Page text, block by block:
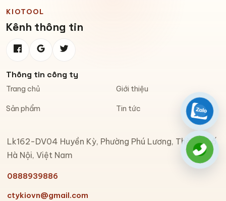
KIOTOOL
Kênh thông tin
Thông tin công ty
Trang chủ Giới thiệu
Sản phẩm Tin tức
Lk162-DV04 Huyền Kỳ, Phường Phú Lương, Thành phố
Hà Nội, Việt Nam
0888939886
ctykiovn@gmail.com
Zalo
Gọi